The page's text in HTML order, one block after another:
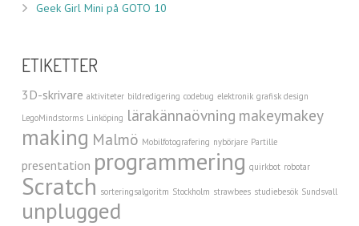
Geek Girl Mini på GOTO 10
ETIKETTER
3D-skrivare aktiviteter bildredigering codebug elektronik grafisk design
LegoMindstorms Linköping lärakännaövning makeymakey
making Malmö Mobilfotografering nybörjare Partille
presentation programmering quirkbot robotar
Scratch sorteringsalgoritm Stockholm strawbees studiebesök Sundsvall
unplugged